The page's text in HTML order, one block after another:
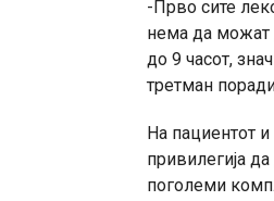
-Прво сите
нема да можат
до 9 часот,
третман
На пациентот
привилегија
поголеми